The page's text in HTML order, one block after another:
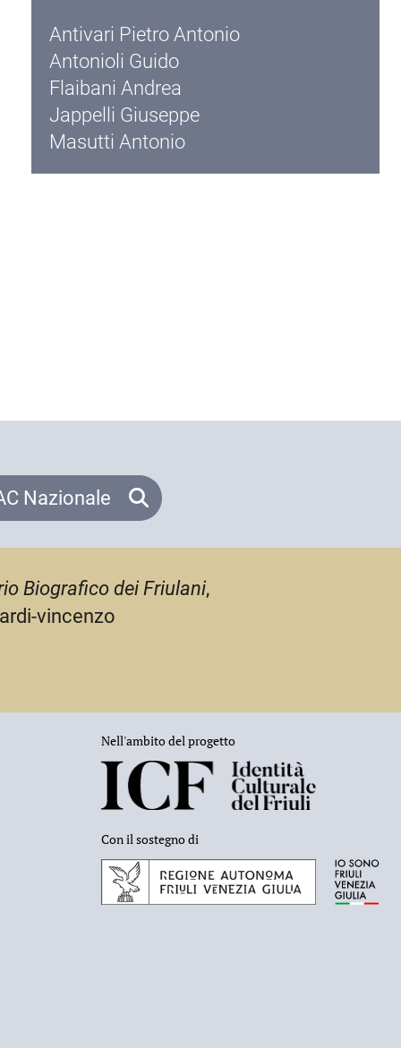
Antivari Pietro Antonio
Antonioli Guido
Flaibani Andrea
Jappelli Giuseppe
Masutti Antonio
Nazionale
Biografico dei Friulani,
vincenzo
Nell'ambito del progetto
Con il sostegno di